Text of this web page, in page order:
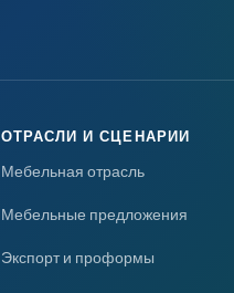
ОТРАСЛИ И СЦЕНАРИИ
Мебельная отрасль
Мебельные предложения
Экспорт и проформы